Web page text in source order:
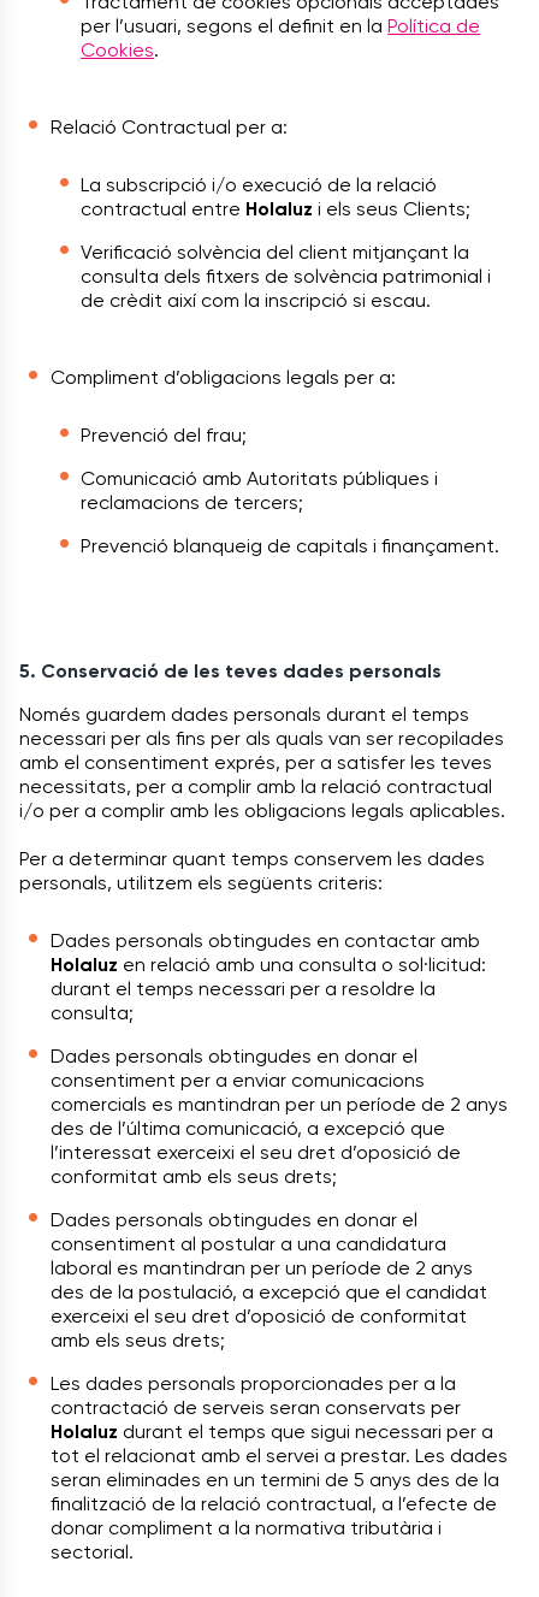
per l’usuari, segons el definit en laPolítica de
Cookies.
Relació Contractual per a:
La subscripció i/o execució de la relació
contractual entre Holaluz i els seus Clients;
Verificació solvència del client mitjançant la
consulta dels fitxers de solvència patrimonial i
de crèdit així com la inscripció si escau.
Compliment d’obligacions legals per a:
Prevenció del frau;
Comunicació amb Autoritats públiques i
reclamacions de tercers;
Prevenció blanqueig de capitals i finançament.
5. Conservació de les teves dades personals
Només guardem dades personals durant el temps
necessari per als fins per als quals van ser recopilades
amb el consentiment exprés, per a satisfer les teves
necessitats, per a complir amb la relació contractual
i/o per a complir amb les obligacions legals aplicables.
Per a determinar quant temps conservem les dades
personals, utilitzem els següents criteris:
Dades personals obtingudes en contactar amb
Holaluz en relació amb una consulta o sol·licitud:
durant el temps necessari per a resoldre la
consulta;
Dades personals obtingudes en donar el
consentiment per a enviar comunicacions
comercials es mantindran per un període de 2 anys
des de l’última comunicació, a excepció que
l’interessat exerceixi el seu dret d’oposició de
conformitat amb els seus drets;
Dades personals obtingudes en donar el
consentiment al postular a una candidatura
laboral es mantindran per un període de 2 anys
des de la postulació, a excepció que el candidat
exerceixi el seu dret d’oposició de conformitat
amb els seus drets;
Les dades personals proporcionades per a la
contractació de serveis seran conservats per
Holaluz durant el temps que sigui necessari per a
tot el relacionat amb el servei a prestar. Les dades
seran eliminades en un termini de 5 anys des de la
finalització de la relació contractual, a l’efecte de
donar compliment a la normativa tributària i
sectorial.